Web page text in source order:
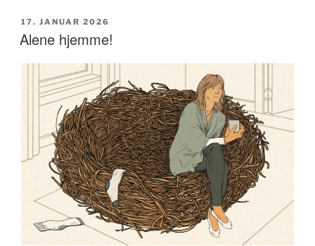
UDGIVET
DEN
17. JANUAR 2026
Alene hjemme!